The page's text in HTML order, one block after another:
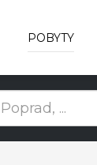
POBYTY